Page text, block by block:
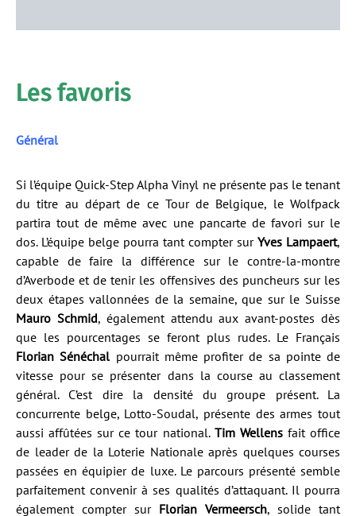
Les favoris
Général
Si l’équipe Quick-Step Alpha Vinyl ne présente pas le tenant
du titre au départ de ce Tour de Belgique, le Wolfpack
partira tout de même avec une pancarte de favori sur le
dos. L’équipe belge pourra tant compter sur Yves Lampaert,
capable de faire la différence sur le contre-la-montre
d’Averbode et de tenir les offensives des puncheurs sur les
deux étapes vallonnées de la semaine, que sur le Suisse
Mauro Schmid, également attendu aux avant-postes dès
que les pourcentages se feront plus rudes. Le Français
Florian Sénéchal pourrait même profiter de sa pointe de
vitesse pour se présenter dans la course au classement
général. C’est dire la densité du groupe présent. La
concurrente belge, Lotto-Soudal, présente des armes tout
aussi affûtées sur ce tour national. Tim Wellensfait office
de leader de la Loterie Nationale après quelques courses
passées en équipier de luxe. Le parcours présenté semble
parfaitement convenir à ses qualités d’attaquant. Il pourra
également compter sur Florian Vermeersch, solide tant